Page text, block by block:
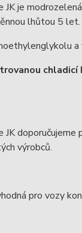
je
lhůtou 5 let.
doporučujeme
výrobců.
pro vozy